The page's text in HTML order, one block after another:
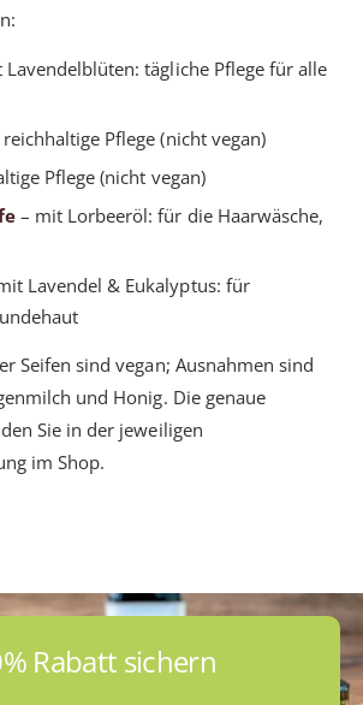
Lavendelblüten: tägliche Pflege für alle
reichhaltige Pflege (nicht vegan)
Pflege (nicht vegan)
– mit Lorbeeröl: für die Haarwäsche,
Lavendel & Eukalyptus: für
Seifen sind vegan; Ausnahmen sind
und Honig. Die genaue
Sie in der jeweiligen
im Shop.
aus dem
ist ein nachwachsendes
Rabatt sichern